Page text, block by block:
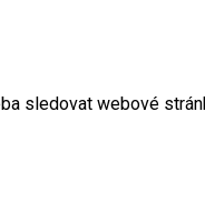
sledovat webové